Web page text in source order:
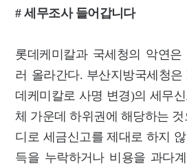
# 세무조사 들어갑니다
롯데케미칼과 국세청의 악연은
러 올라간다. 부산지방국세청은
데케미칼로 사명 변경)의 세무
체 가운데 하위권에 해당하는
디로 세금신고를 제대로 하지
득을 누락하거나 비용을 과다